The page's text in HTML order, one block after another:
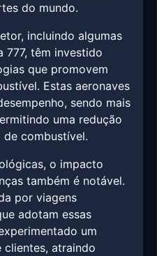
do mundo.
incluindo algumas
777, têm investido
que promovem
Estas aeronaves
sendo mais
uma redução
combustível.
o impacto
também é notável.
por viagens
adotam essas
um
clientes, atraindo